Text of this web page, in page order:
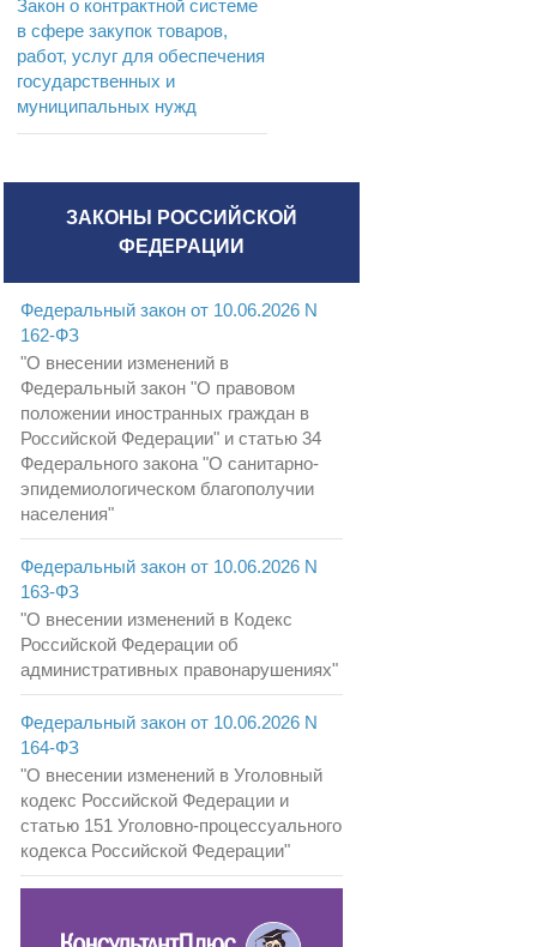
Закон о контрактной системе
в сфере закупок товаров,
работ, услуг для обеспечения
государственных и
муниципальных нужд
ЗАКОНЫ РОССИЙСКОЙ
ФЕДЕРАЦИИ
Федеральный закон от 10.06.2026 N
162-ФЗ
"О внесении изменений в
Федеральный закон "О правовом
положении иностранных граждан в
Российской Федерации" и статью 34
Федерального закона "О санитарно-
эпидемиологическом благополучии
населения"
Федеральный закон от 10.06.2026 N
163-ФЗ
"О внесении изменений в Кодекс
Российской Федерации об
административных правонарушениях"
Федеральный закон от 10.06.2026 N
164-ФЗ
"О внесении изменений в Уголовный
кодекс Российской Федерации и
статью 151 Уголовно-процессуального
кодекса Российской Федерации"